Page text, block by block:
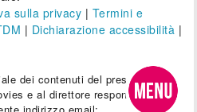
sulla privacy | Termini e
| Dichiarazione accessibilità |
dei contenuti del presente sito
e al direttore responsabile.